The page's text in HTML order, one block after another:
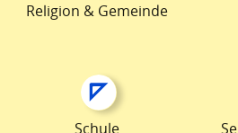
Religion & Gemeinde
Schule